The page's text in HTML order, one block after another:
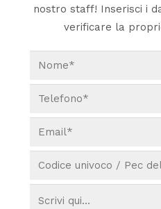
nostro staff! Inserisci i
verificare la